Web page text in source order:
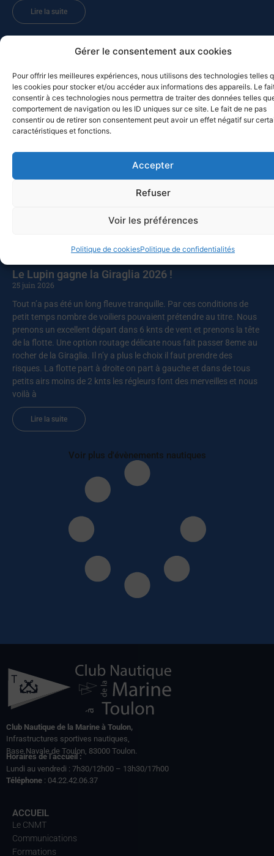
Gérer le consentement aux cookies
Pour offrir les meilleures expériences, nous utilisons des technologies telles
les cookies pour stocker et/ou accéder aux informations des appareils. Le
consentir à ces technologies nous permettra de traiter des données telles
comportement de navigation ou les ID uniques sur ce site. Le fait de ne pas
consentir ou de retirer son consentement peut avoir un effet négatif sur
caractéristiques et fonctions.
Accepter
Refuser
Voir les préférences
Politique de cookiesPolitique de confidentialités
Lire la suite
10 juillet 2026
Les bateaux participants à la Croisière du solstice 2026 de retour
à Toulon ? Pas vraiment, puisque deux d’entre eux, Chesapeake et
Celtic Legend, prolongent leur navigation. Chesapeake a quitté
Mahon pour Alghero (Sardaigne), avant de revenir vers
appareillé pour Carlo Forte, avant de faire route vers Bizerte, et de
poursuivre vers la Sicile. Ce sont cette année quatorze bateaux qui
l’abandon de deux autres pour raisons
Le Lupin gagne la Giraglia 2026 !
25 juin 2026
Tout n’a pas été un long fleuve tranquille. Par ces conditions de
petit temps nombre de voiliers pouvaient prétendre au titre. Nous
prenons un excellent départ dans 6 knts de vent et prenons la tête
de la flotte. Une option routage délicate nous fait passer 8eme au
rocher de la Giraglia. Il n’y a plus le choix il faut prendre des
risques. La flotte part à droite on part à gauche et dans de tous
petits airs moins de 2 knts les régleurs font des merveilles et nous
voilà à
Lire la suite
Voir plus d'évènements nautiques
Club Nautique de la Marine à Toulon,
Infrastructures sportives nautiques,
Base Navale de Toulon, 83000 Toulon.
Horaires de l’accueil :
Lundi au vendredi : 7h30/12h00 – 13h30/17h00
Téléphone : 04.22.42.06.37
ACCUEIL
Le CNMT
Communications
Formations